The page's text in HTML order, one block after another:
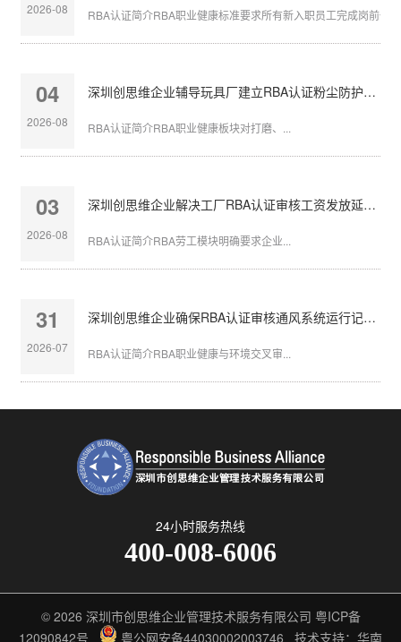
2026-08 RBA认证简介RBA职业健康标准要求所有新入职员工完成岗前体
04
2026-08
深圳创思维企业辅导玩具厂建立RBA认证粉尘防护体系
RBA认证简介RBA职业健康板块对打磨、...
03
2026-08
深圳创思维企业解决工厂RBA认证审核工资发放延迟问题
RBA认证简介RBA劳工模块明确要求企业...
31
2026-07
深圳创思维企业确保RBA认证审核通风系统运行记录完整
RBA认证简介RBA职业健康与环境交叉审...
24小时服务热线
400-008-6006
© 2026 深圳市创思维企业管理技术服务有限公司 粤ICP备
12090842号
粤公网安备44030002003746 技术支持：华南